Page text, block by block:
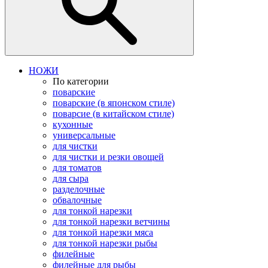
НОЖИ
По категории
поварские
поварские (в японском стиле)
поварсие (в китайском стиле)
кухонные
универсальные
для чистки
для чистки и резки овощей
для томатов
для сыра
разделочные
обвалочные
для тонкой нарезки
для тонкой нарезки ветчины
для тонкой нарезки мяса
для тонкой нарезки рыбы
филейные
филейные для рыбы